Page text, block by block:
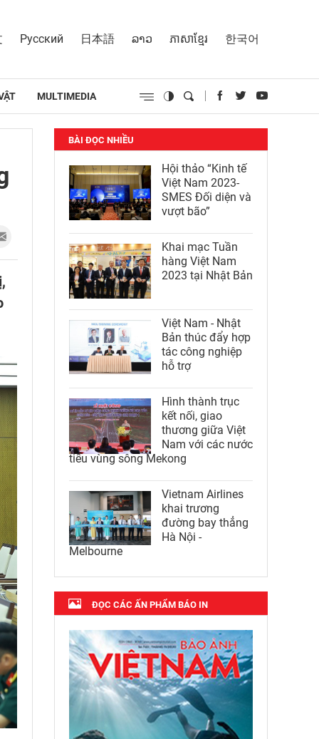
Русский 日本語 ລາວ ភាសាខ្មែរ 한국어
MULTIMEDIA
BÀI ĐỌC NHIỀU
Hội thảo “Kinh tế
Việt Nam 2023-
SMES Đối diện và
vượt bão”
Khai mạc Tuần
hàng Việt Nam
2023 tại Nhật Bản
Việt Nam - Nhật
Bản thúc đẩy hợp
tác công nghiệp
hỗ trợ
Hình thành trục
kết nối, giao
thương giữa Việt
Nam với các nước
tiểu vùng sông Mekong
Vietnam Airlines
khai trương
đường bay thẳng
Hà Nội -
Melbourne
ĐỌC CÁC ẤN PHẨM BÁO IN